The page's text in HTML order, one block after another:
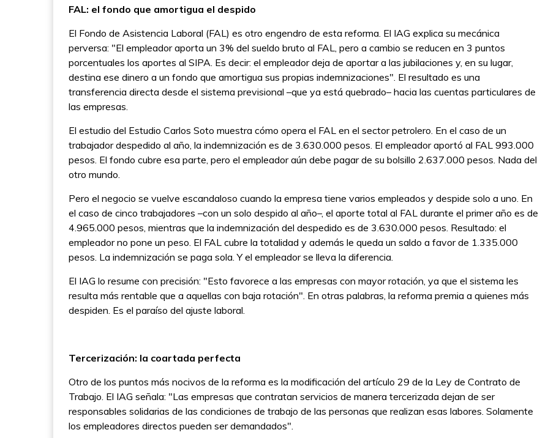
FAL: el fondo que amortigua el despido
El Fondo de Asistencia Laboral (FAL) es otro engendro de esta reforma. El IAG explica su mecánica
perversa: "El empleador aporta un 3% del sueldo bruto al FAL, pero a cambio se reducen en 3 puntos
porcentuales los aportes al SIPA. Es decir: el empleador deja de aportar a las jubilaciones y, en su lugar,
destina ese dinero a un fondo que amortigua sus propias indemnizaciones". El resultado es una
transferencia directa desde el sistema previsional –que ya está quebrado– hacia las cuentas particulares de
las empresas.
El estudio del Estudio Carlos Soto muestra cómo opera el FAL en el sector petrolero. En el caso de un
trabajador despedido al año, la indemnización es de 3.630.000 pesos. El empleador aportó al FAL 993.000
pesos. El fondo cubre esa parte, pero el empleador aún debe pagar de su bolsillo 2.637.000 pesos. Nada del
otro mundo.
Pero el negocio se vuelve escandaloso cuando la empresa tiene varios empleados y despide solo a uno. En
el caso de cinco trabajadores –con un solo despido al año–, el aporte total al FAL durante el primer año es de
4.965.000 pesos, mientras que la indemnización del despedido es de 3.630.000 pesos. Resultado: el
empleador no pone un peso. El FAL cubre la totalidad y además le queda un saldo a favor de 1.335.000
pesos. La indemnización se paga sola. Y el empleador se lleva la diferencia.
El IAG lo resume con precisión: "Esto favorece a las empresas con mayor rotación, ya que el sistema les
resulta más rentable que a aquellas con baja rotación". En otras palabras, la reforma premia a quienes más
despiden. Es el paraíso del ajuste laboral.
Tercerización: la coartada perfecta
Otro de los puntos más nocivos de la reforma es la modificación del artículo 29 de la Ley de Contrato de
Trabajo. El IAG señala: "Las empresas que contratan servicios de manera tercerizada dejan de ser
responsables solidarias de las condiciones de trabajo de las personas que realizan esas labores. Solamente
los empleadores directos pueden ser demandados".